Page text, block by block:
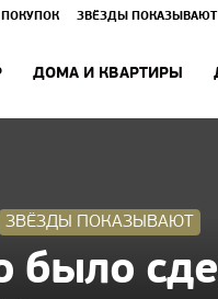
ПОКУПОК ЗВЁЗДЫ ПОКАЗЫВАЮТ
ДОМА И КВАРТИРЫ
ЗВЁЗДЫ ПОКАЗЫВАЮТ
было